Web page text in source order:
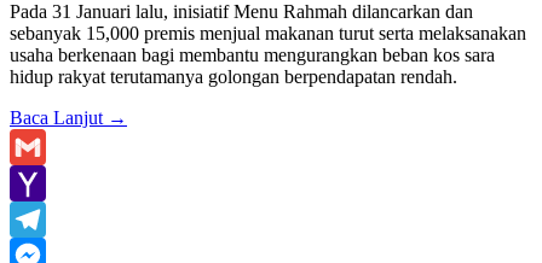
Pada 31 Januari lalu, inisiatif Menu Rahmah dilancarkan dan
sebanyak 15,000 premis menjual makanan turut serta melaksanakan
usaha berkenaan bagi membantu mengurangkan beban kos sara
hidup rakyat terutamanya golongan berpendapatan rendah.
Baca Lanjut →
Gmail
Yahoo
Mail
Telegram